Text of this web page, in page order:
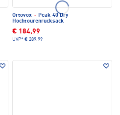
Ortovox · Peak 40 Dry
Hochtourenrucksack
€ 184,99
UVP* € 289,99